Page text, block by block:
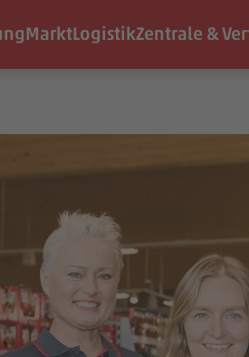
MarktLogistikZentrale &